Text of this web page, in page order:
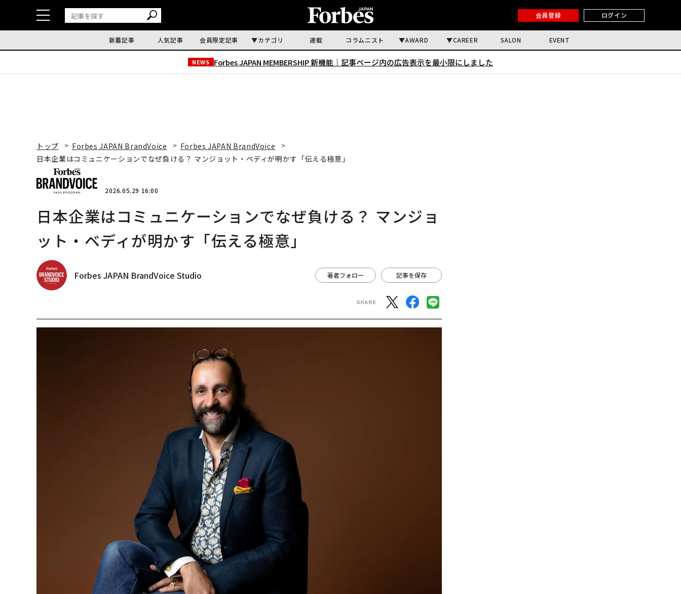
会員登録 ログイン
新着記事 人気記事 会員限定記事 カテゴリ 連載 コラムニスト AWARD CAREER SALON EVENT
NEWS Forbes JAPAN MEMBERSHIP 新機能｜ 記事ページ内の広告表示を最小限にしました
トップ Forbes JAPAN BrandVoice
Forbes JAPAN BrandVoice
日本企業はコミュニケーションでなぜ負ける？ マンジョット・ベディが明かす「伝える極意」
2026.05.29 16:00
日本企業はコミュニケーションでなぜ負ける？ マンジョ
ット・ベディが明かす「伝える極意」
Forbes JAPAN BrandVoice Studio 著者フォロー 記事を保存